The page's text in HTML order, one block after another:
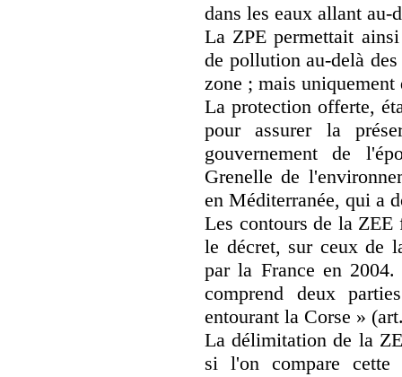
dans les eaux allant
La ZPE permettait
de pollution au-delà
zone ; mais
La protection offerte,
pour assurer la
gouvernement de
Grenelle de
en Méditerranée, qui a
Les contours de la ZEE
le décret, sur ceux de
par la France en
comprend deux
entourant la Corse »
La délimitation de la
si l'on compare